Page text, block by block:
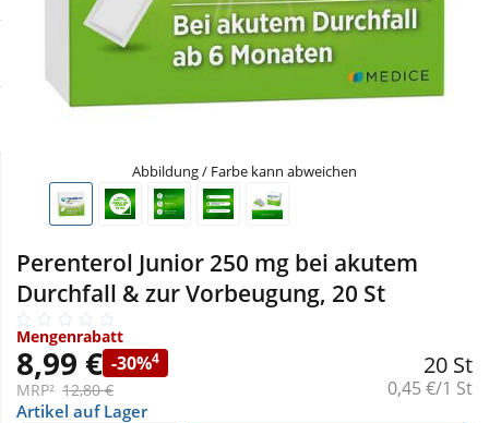
Mutter & Kind
Natur & Homöopathie
Sanitätshaus
Sport & Fitness
Tierbedarf
Abbildung / Farbe kann abweichen
Perenterol Junior 250 mg bei akutem
Durchfall & zur Vorbeugung, 20 St
Mengenrabatt
8,99 € -30%4
MRP² 12,80 €
20 St
Grundpreis:
0,45 €/1 St
Artikel auf Lager